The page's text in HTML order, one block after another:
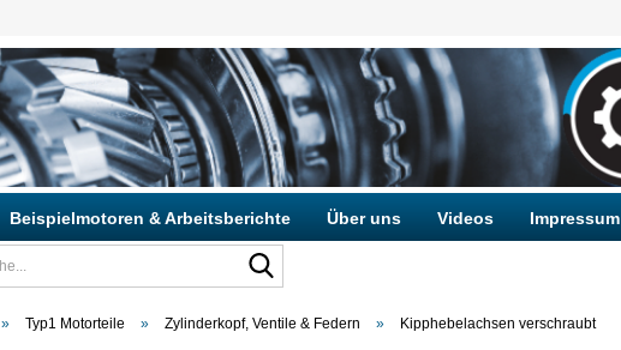
Beispielmotoren & Arbeitsberichte Über uns Videos Impressum
» Typ1 Motorteile » Zylinderkopf, Ventile & Federn » Kipphebelachsen verschraubt